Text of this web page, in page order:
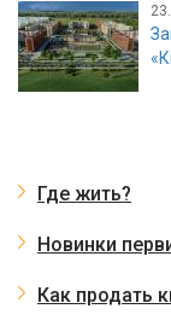
Где жить?
Новинки
Как продать